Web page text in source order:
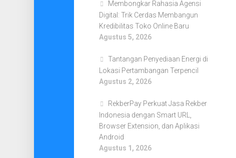
Membongkar Rahasia Agensi
Digital: Trik Cerdas Membangun
Kredibilitas Toko Online Baru
Agustus 5, 2026
Tantangan Penyediaan Energi di
Lokasi Pertambangan Terpencil
Agustus 2, 2026
RekberPay Perkuat Jasa Rekber
Indonesia dengan Smart URL,
Browser Extension, dan Aplikasi
Android
Agustus 1, 2026